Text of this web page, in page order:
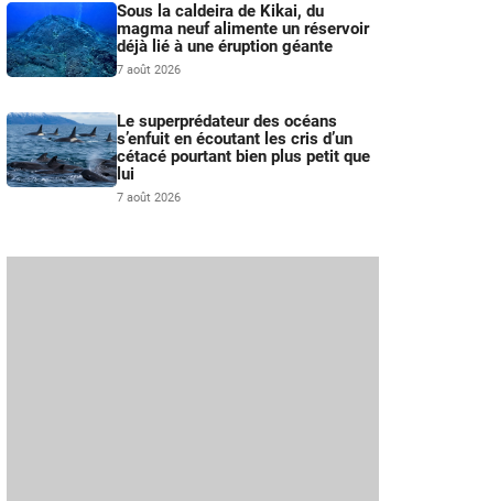
Sous la caldeira de Kikai, du
magma neuf alimente un réservoir
déjà lié à une éruption géante
7 août 2026
Le superprédateur des océans
s’enfuit en écoutant les cris d’un
cétacé pourtant bien plus petit que
lui
7 août 2026